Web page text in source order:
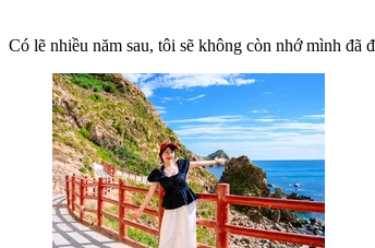
Có lẽ nhiều năm sau, tôi sẽ không còn nhớ mình đã